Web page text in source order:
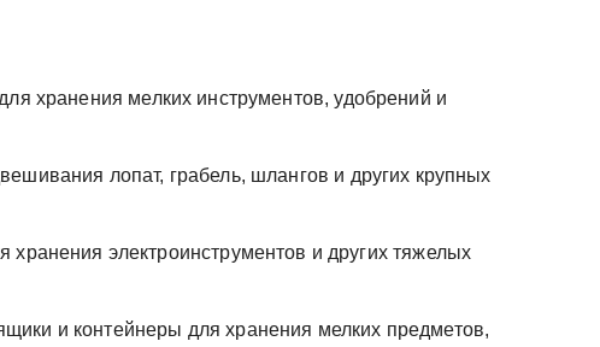
хранения мелких инструментов, удобрений и
лопат, грабель, шлангов и других крупных
хранения электроинструментов и других тяжелых
и контейнеры для хранения мелких предметов,